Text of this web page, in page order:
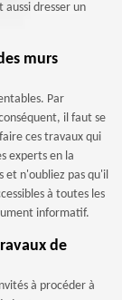
dresser un
murs
Par
il faut se
ces travaux qui
experts en la
et n'oubliez pas qu'il
à toutes les
informatif.
de
à procéder à